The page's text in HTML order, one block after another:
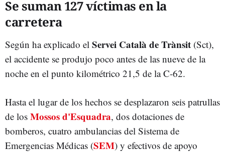
Se suman 127 víctimas en la
carretera
Según ha explicado el Servei Català de Trànsit (Sct),
el accidente se produjo poco antes de las nueve de la
noche en el punto kilométrico 21,5 de la C-62.
Hasta el lugar de los hechos se desplazaron seis patrullas
de los Mossos d'Esquadra, dos dotaciones de
bomberos, cuatro ambulancias del Sistema de
Emergencias Médicas (SEM) y efectivos de apoyo